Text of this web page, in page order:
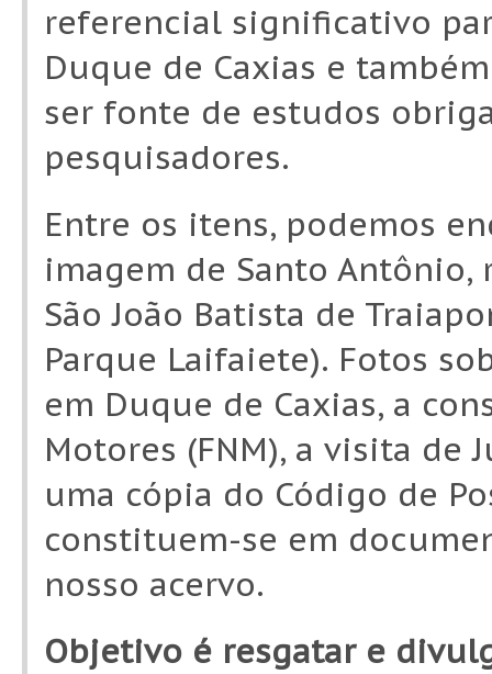
referencial significativo
Duque de Caxias e
ser fonte de estudos
pesquisadores.
Entre os itens, podemos
imagem de Santo
São João Batista de
Parque Laifaiete). Fotos
em Duque de Caxias, a
Motores (FNM), a visita de
uma cópia do Código de
constituem-se em
nosso acervo.
Objetivo é resgatar e